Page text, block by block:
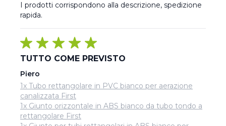
I prodotti corrispondono alla descrizione, spedizione
rapida.
TUTTO COME PREVISTO
Piero
1x Tubo rettangolare in PVC bianco per aerazione
canalizzata First
1x Giunto orizzontale in ABS bianco da tubo tondo a
rettangolare First